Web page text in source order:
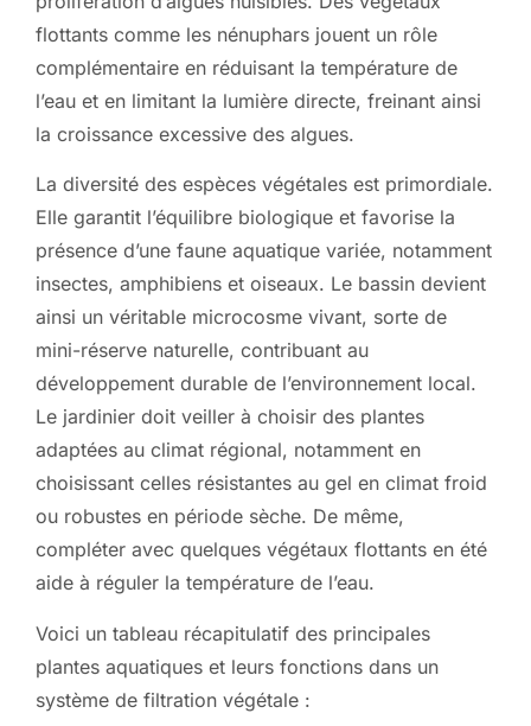
flottants comme les nénuphars jouent un rôle
complémentaire en réduisant la température de
l’eau et en limitant la lumière directe, freinant ainsi
la croissance excessive des algues.
La diversité des espèces végétales est primordiale.
Elle garantit l’équilibre biologique et favorise la
présence d’une faune aquatique variée, notamment
insectes, amphibiens et oiseaux. Le bassin devient
ainsi un véritable microcosme vivant, sorte de
mini-réserve naturelle, contribuant au
développement durable de l’environnement local.
Le jardinier doit veiller à choisir des plantes
adaptées au climat régional, notamment en
choisissant celles résistantes au gel en climat froid
ou robustes en période sèche. De même,
compléter avec quelques végétaux flottants en été
aide à réguler la température de l’eau.
Voici un tableau récapitulatif des principales
plantes aquatiques et leurs fonctions dans un
système de filtration végétale :